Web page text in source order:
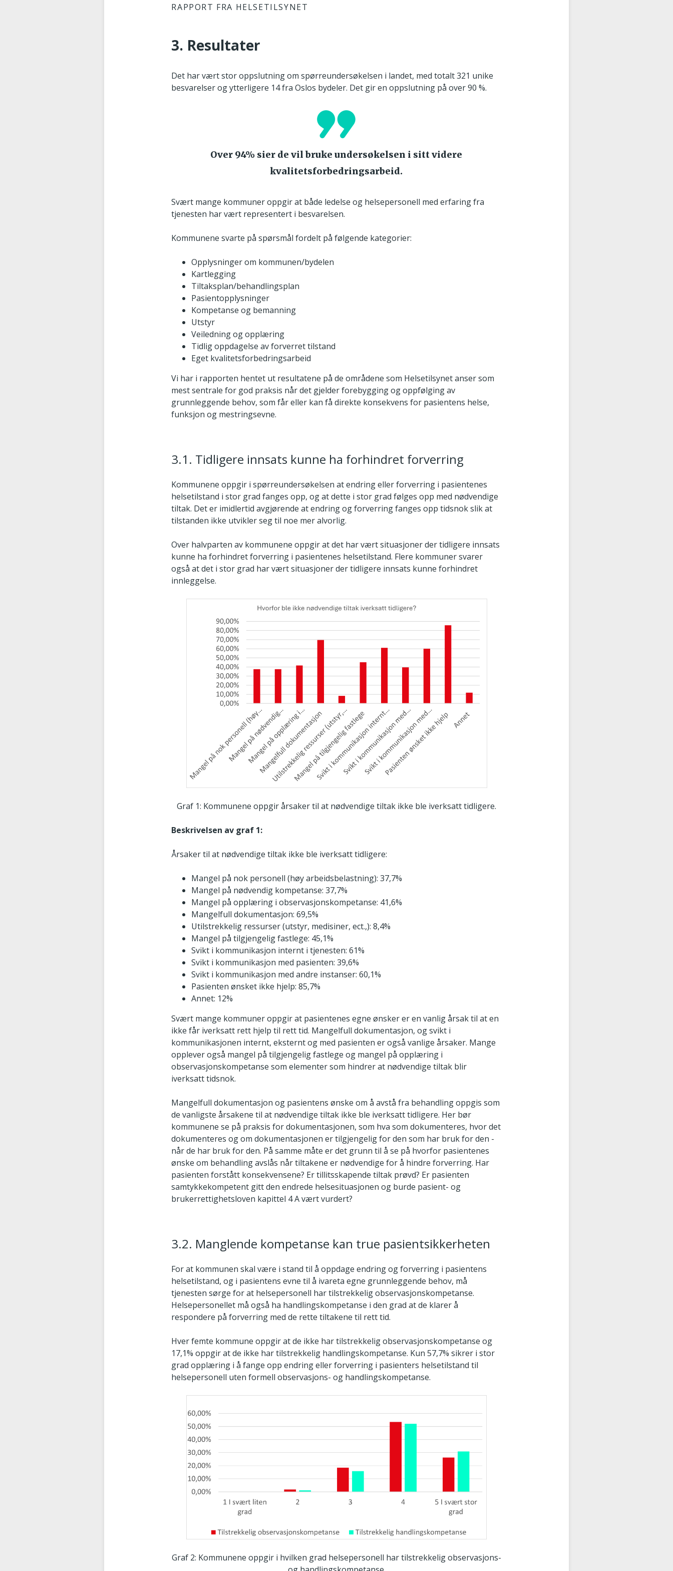
RAPPORT FRA HELSETILSYNET
3. Resultater
Det har vært stor oppslutning om spørreundersøkelsen i landet, med totalt 321 unike
besvarelser og ytterligere 14 fra Oslos bydeler. Det gir en oppslutning på over 90 %.
Over 94% sier de vil bruke undersøkelsen i sitt videre
kvalitetsforbedringsarbeid.
Svært mange kommuner oppgir at både ledelse og helsepersonell med erfaring fra
tjenesten har vært representert i besvarelsen.
Kommunene svarte på spørsmål fordelt på følgende kategorier:
Opplysninger om kommunen/bydelen
Kartlegging
Tiltaksplan/behandlingsplan
Pasientopplysninger
Kompetanse og bemanning
Utstyr
Veiledning og opplæring
Tidlig oppdagelse av forverret tilstand
Eget kvalitetsforbedringsarbeid
Vi har i rapporten hentet ut resultatene på de områdene som Helsetilsynet anser som
mest sentrale for god praksis når det gjelder forebygging og oppfølging av
grunnleggende behov, som får eller kan få direkte konsekvens for pasientens helse,
funksjon og mestringsevne.
3.1. Tidligere innsats kunne ha forhindret forverring
Kommunene oppgir i spørreundersøkelsen at endring eller forverring i pasientenes
helsetilstand i stor grad fanges opp, og at dette i stor grad følges opp med nødvendige
tiltak. Det er imidlertid avgjørende at endring og forverring fanges opp tidsnok slik at
tilstanden ikke utvikler seg til noe mer alvorlig.
Over halvparten av kommunene oppgir at det har vært situasjoner der tidligere innsats
kunne ha forhindret forverring i pasientenes helsetilstand. Flere kommuner svarer
også at det i stor grad har vært situasjoner der tidligere innsats kunne forhindret
innleggelse.
Graf 1: Kommunene oppgir årsaker til at nødvendige tiltak ikke ble iverksatt tidligere.
Beskrivelsen av graf 1:
Årsaker til at nødvendige tiltak ikke ble iverksatt tidligere:
Mangel på nok personell (høy arbeidsbelastning): 37,7%
Mangel på nødvendig kompetanse: 37,7%
Mangel på opplæring i observasjonskompetanse: 41,6%
Mangelfull dokumentasjon: 69,5%
Utilstrekkelig ressurser (utstyr, medisiner, ect.,): 8,4%
Mangel på tilgjengelig fastlege: 45,1%
Svikt i kommunikasjon internt i tjenesten: 61%
Svikt i kommunikasjon med pasienten: 39,6%
Svikt i kommunikasjon med andre instanser: 60,1%
Pasienten ønsket ikke hjelp: 85,7%
Annet: 12%
Svært mange kommuner oppgir at pasientenes egne ønsker er en vanlig årsak til at en
ikke får iverksatt rett hjelp til rett tid. Mangelfull dokumentasjon, og svikt i
kommunikasjonen internt, eksternt og med pasienten er også vanlige årsaker. Mange
opplever også mangel på tilgjengelig fastlege og mangel på opplæring i
observasjonskompetanse som elementer som hindrer at nødvendige tiltak blir
iverksatt tidsnok.
Mangelfull dokumentasjon og pasientens ønske om å avstå fra behandling oppgis som
de vanligste årsakene til at nødvendige tiltak ikke ble iverksatt tidligere. Her bør
kommunene se på praksis for dokumentasjonen, som hva som dokumenteres, hvor det
dokumenteres og om dokumentasjonen er tilgjengelig for den som har bruk for den -
når de har bruk for den. På samme måte er det grunn til å se på hvorfor pasientenes
ønske om behandling avslås når tiltakene er nødvendige for å hindre forverring. Har
pasienten forstått konsekvensene? Er tillitsskapende tiltak prøvd? Er pasienten
samtykkekompetent gitt den endrede helsesituasjonen og burde pasient- og
brukerrettighetsloven kapittel 4 A vært vurdert?
3.2. Manglende kompetanse kan true pasientsikkerheten
For at kommunen skal være i stand til å oppdage endring og forverring i pasientens
helsetilstand, og i pasientens evne til å ivareta egne grunnleggende behov, må
tjenesten sørge for at helsepersonell har tilstrekkelig observasjonskompetanse.
Helsepersonellet må også ha handlingskompetanse i den grad at de klarer å
respondere på forverring med de rette tiltakene til rett tid.
Hver femte kommune oppgir at de ikke har tilstrekkelig observasjonskompetanse og
17,1% oppgir at de ikke har tilstrekkelig handlingskompetanse. Kun 57,7% sikrer i stor
grad opplæring i å fange opp endring eller forverring i pasienters helsetilstand til
helsepersonell uten formell observasjons- og handlingskompetanse.
Graf 2: Kommunene oppgir i hvilken grad helsepersonell har tilstrekkelig observasjons-